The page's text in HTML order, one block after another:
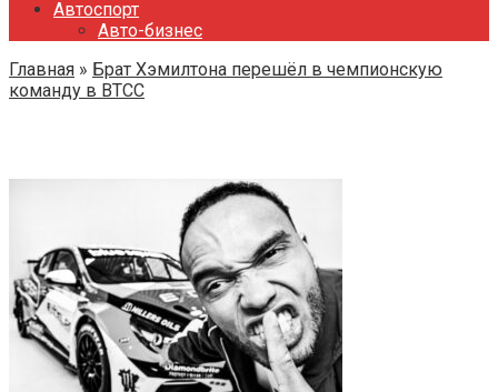
Автоспорт
Авто-бизнес
Главная » Брат Хэмилтона перешёл в чемпионскую
команду в BTCC